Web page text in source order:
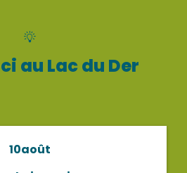
au Lac du Der
10août